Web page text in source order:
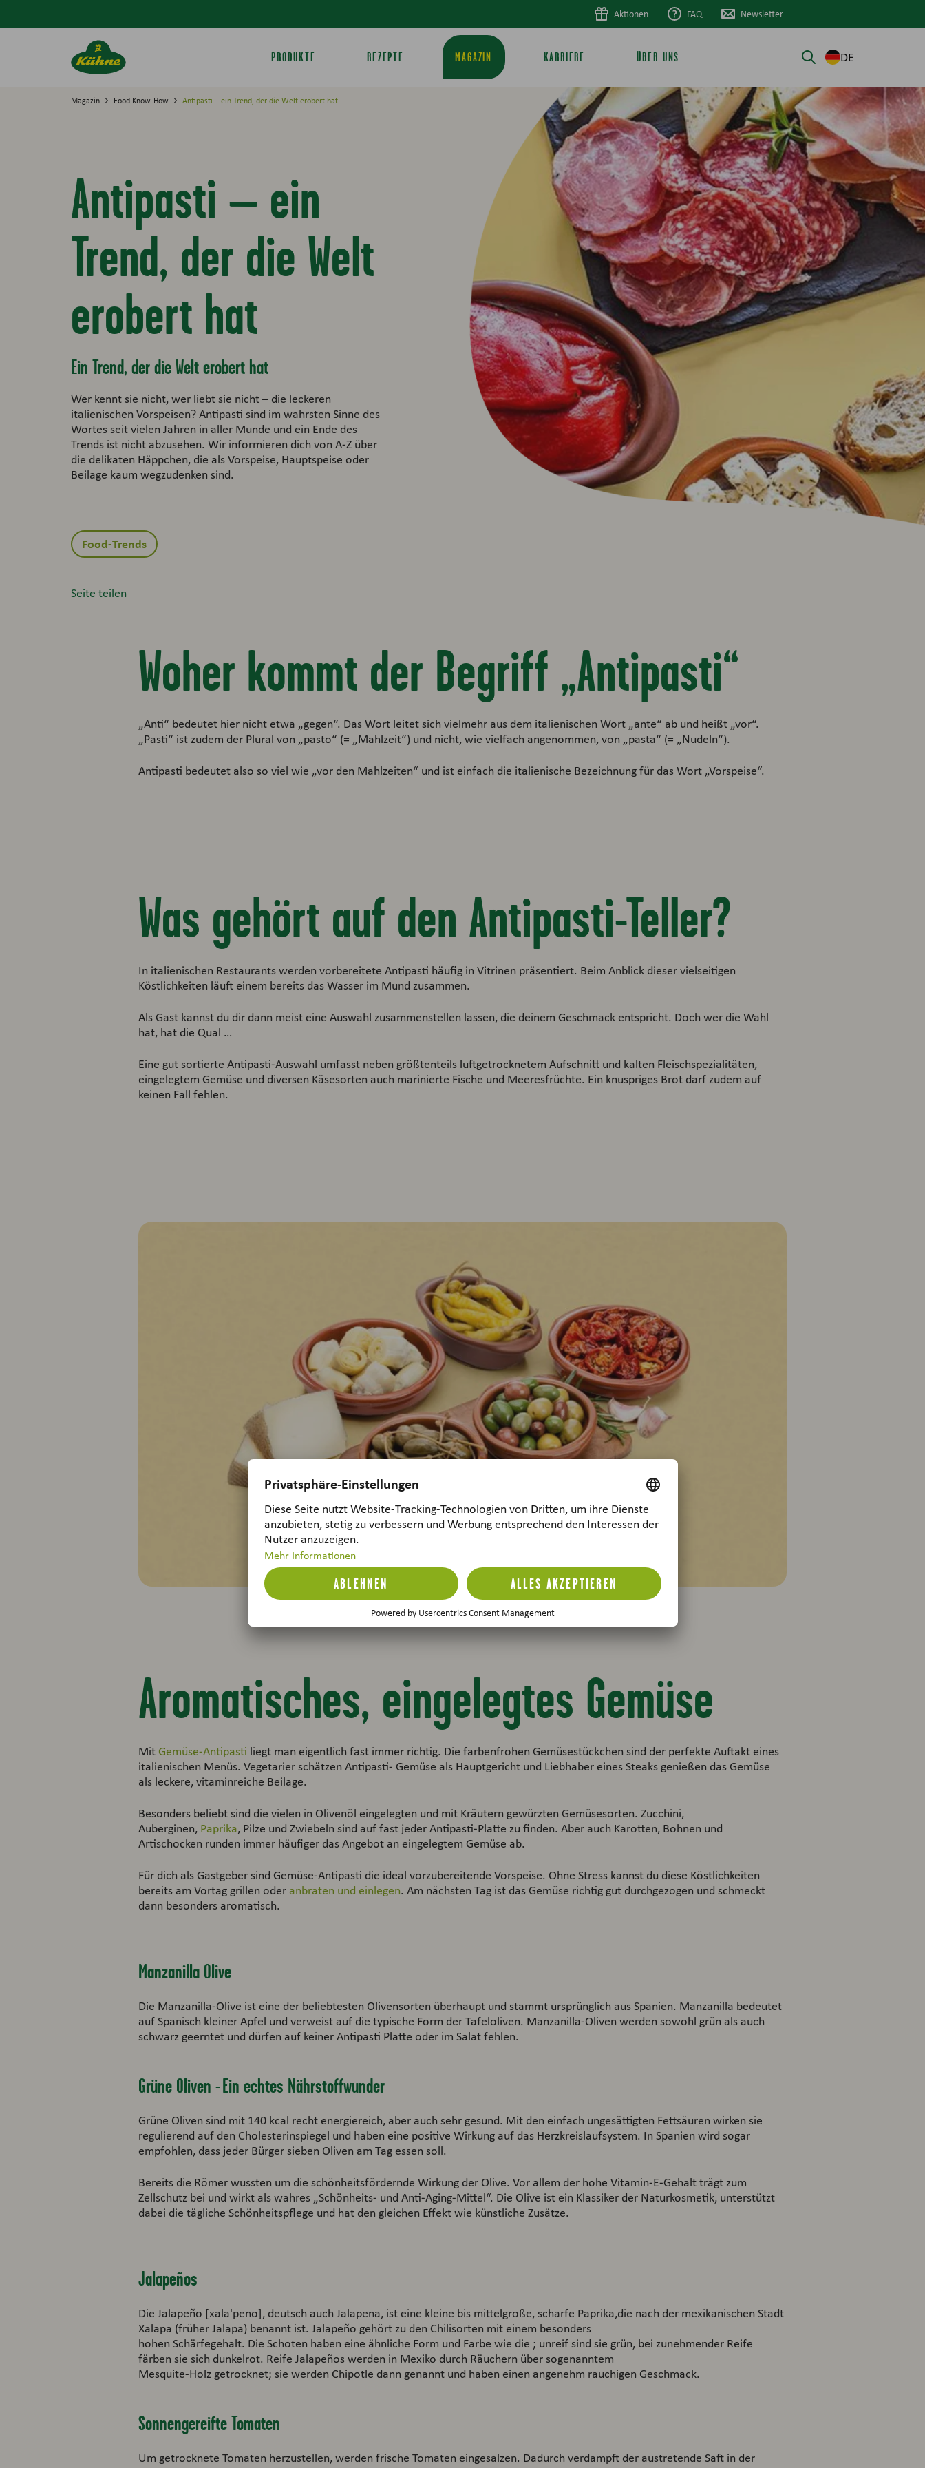
Springe zum Hauptinhalt
PRODUKTE REZEPTE MAGAZIN KARRIERE ÜBER UNS DE
Aktionen FAQ Newsletter
Magazin Food Know-How Antipasti – ein Trend, der die Welt erobert hat
Antipasti – ein
Trend, der die Welt
erobert hat
Ein Trend, der die Welt erobert hat
Wer kennt sie nicht, wer liebt sie nicht – die leckeren
italienischen Vorspeisen? Antipasti sind im wahrsten Sinne des
Wortes seit vielen Jahren in aller Munde und ein Ende des
Trends ist nicht abzusehen. Wir informieren dich von A-Z über
die delikaten Häppchen, die als Vorspeise, Hauptspeise oder
Beilage kaum wegzudenken sind.
Food-Trends
Seite teilen
Woher kommt der Begriff „Antipasti“
„Anti“ bedeutet hier nicht etwa „gegen“. Das Wort leitet sich vielmehr aus dem italienischen Wort „ante“ ab und heißt „vor“.
„Pasti“ ist zudem der Plural von „pasto“ (= „Mahlzeit“) und nicht, wie vielfach angenommen, von „pasta“ (= „Nudeln“).
Antipasti bedeutet also so viel wie „vor den Mahlzeiten“ und ist einfach die italienische Bezeichnung für das Wort „Vorspeise“.
Was gehört auf den Antipasti-Teller?
In italienischen Restaurants werden vorbereitete Antipasti häufig in Vitrinen präsentiert. Beim Anblick dieser vielseitigen
Köstlichkeiten läuft einem bereits das Wasser im Mund zusammen.
Als Gast kannst du dir dann meist eine Auswahl zusammenstellen lassen, die deinem Geschmack entspricht. Doch wer die Wahl
hat, hat die Qual …
Eine gut sortierte Antipasti-Auswahl umfasst neben größtenteils luftgetrocknetem Aufschnitt und kalten Fleischspezialitäten,
eingelegtem Gemüse und diversen Käsesorten auch marinierte Fische und Meeresfrüchte. Ein knuspriges Brot darf zudem auf
keinen Fall fehlen.
Aromatisches, eingelegtes Gemüse
Mit Gemüse-Antipasti liegt man eigentlich fast immer richtig. Die farbenfrohen Gemüsestückchen sind der perfekte Auftakt eines
italienischen Menüs. Vegetarier schätzen Antipasti- Gemüse als Hauptgericht und Liebhaber eines Steaks genießen das Gemüse
als leckere, vitaminreiche Beilage.
Besonders beliebt sind die vielen in Olivenöl eingelegten und mit Kräutern gewürzten Gemüsesorten. Zucchini,
Auberginen, Paprika, Pilze und Zwiebeln sind auf fast jeder Antipasti-Platte zu finden. Aber auch Karotten, Bohnen und
Artischocken runden immer häufiger das Angebot an eingelegtem Gemüse ab.
Für dich als Gastgeber sind Gemüse-Antipasti die ideal vorzubereitende Vorspeise. Ohne Stress kannst du diese Köstlichkeiten
bereits am Vortag grillen oder anbraten und einlegen. Am nächsten Tag ist das Gemüse richtig gut durchgezogen und schmeckt
dann besonders aromatisch.
Manzanilla Olive
Die Manzanilla-Olive ist eine der beliebtesten Olivensorten überhaupt und stammt ursprünglich aus Spanien. Manzanilla bedeutet
auf Spanisch kleiner Apfel und verweist auf die typische Form der Tafeloliven. Manzanilla-Oliven werden sowohl grün als auch
schwarz geerntet und dürfen auf keiner Antipasti Platte oder im Salat fehlen.
Grüne Oliven - Ein echtes Nährstoffwunder
Grüne Oliven sind mit 140 kcal recht energiereich, aber auch sehr gesund. Mit den einfach ungesättigten Fettsäuren wirken sie
regulierend auf den Cholesterinspiegel und haben eine positive Wirkung auf das Herzkreislaufsystem. In Spanien wird sogar
empfohlen, dass jeder Bürger sieben Oliven am Tag essen soll.
Bereits die Römer wussten um die schönheitsfördernde Wirkung der Olive. Vor allem der hohe Vitamin-E-Gehalt trägt zum
Zellschutz bei und wirkt als wahres „Schönheits- und Anti-Aging-Mittel“. Die Olive ist ein Klassiker der Naturkosmetik, unterstützt
dabei die tägliche Schönheitspflege und hat den gleichen Effekt wie künstliche Zusätze.
Jalapeños
Die Jalapeño [xala'peno], deutsch auch Jalapena, ist eine kleine bis mittelgroße, scharfe Paprika,die nach der mexikanischen Stadt
Xalapa (früher Jalapa) benannt ist. Jalapeño gehört zu den Chilisorten mit einem besonders
hohen Schärfegehalt. Die Schoten haben eine ähnliche Form und Farbe wie die ; unreif sind sie grün, bei zunehmender Reife
färben sie sich dunkelrot. Reife Jalapeños werden in Mexiko durch Räuchern über sogenanntem
Mesquite-Holz getrocknet; sie werden Chipotle dann genannt und haben einen angenehm rauchigen Geschmack.
Sonnengereifte Tomaten
Um getrocknete Tomaten herzustellen, werden frische Tomaten eingesalzen. Dadurch verdampft der austretende Saft in der